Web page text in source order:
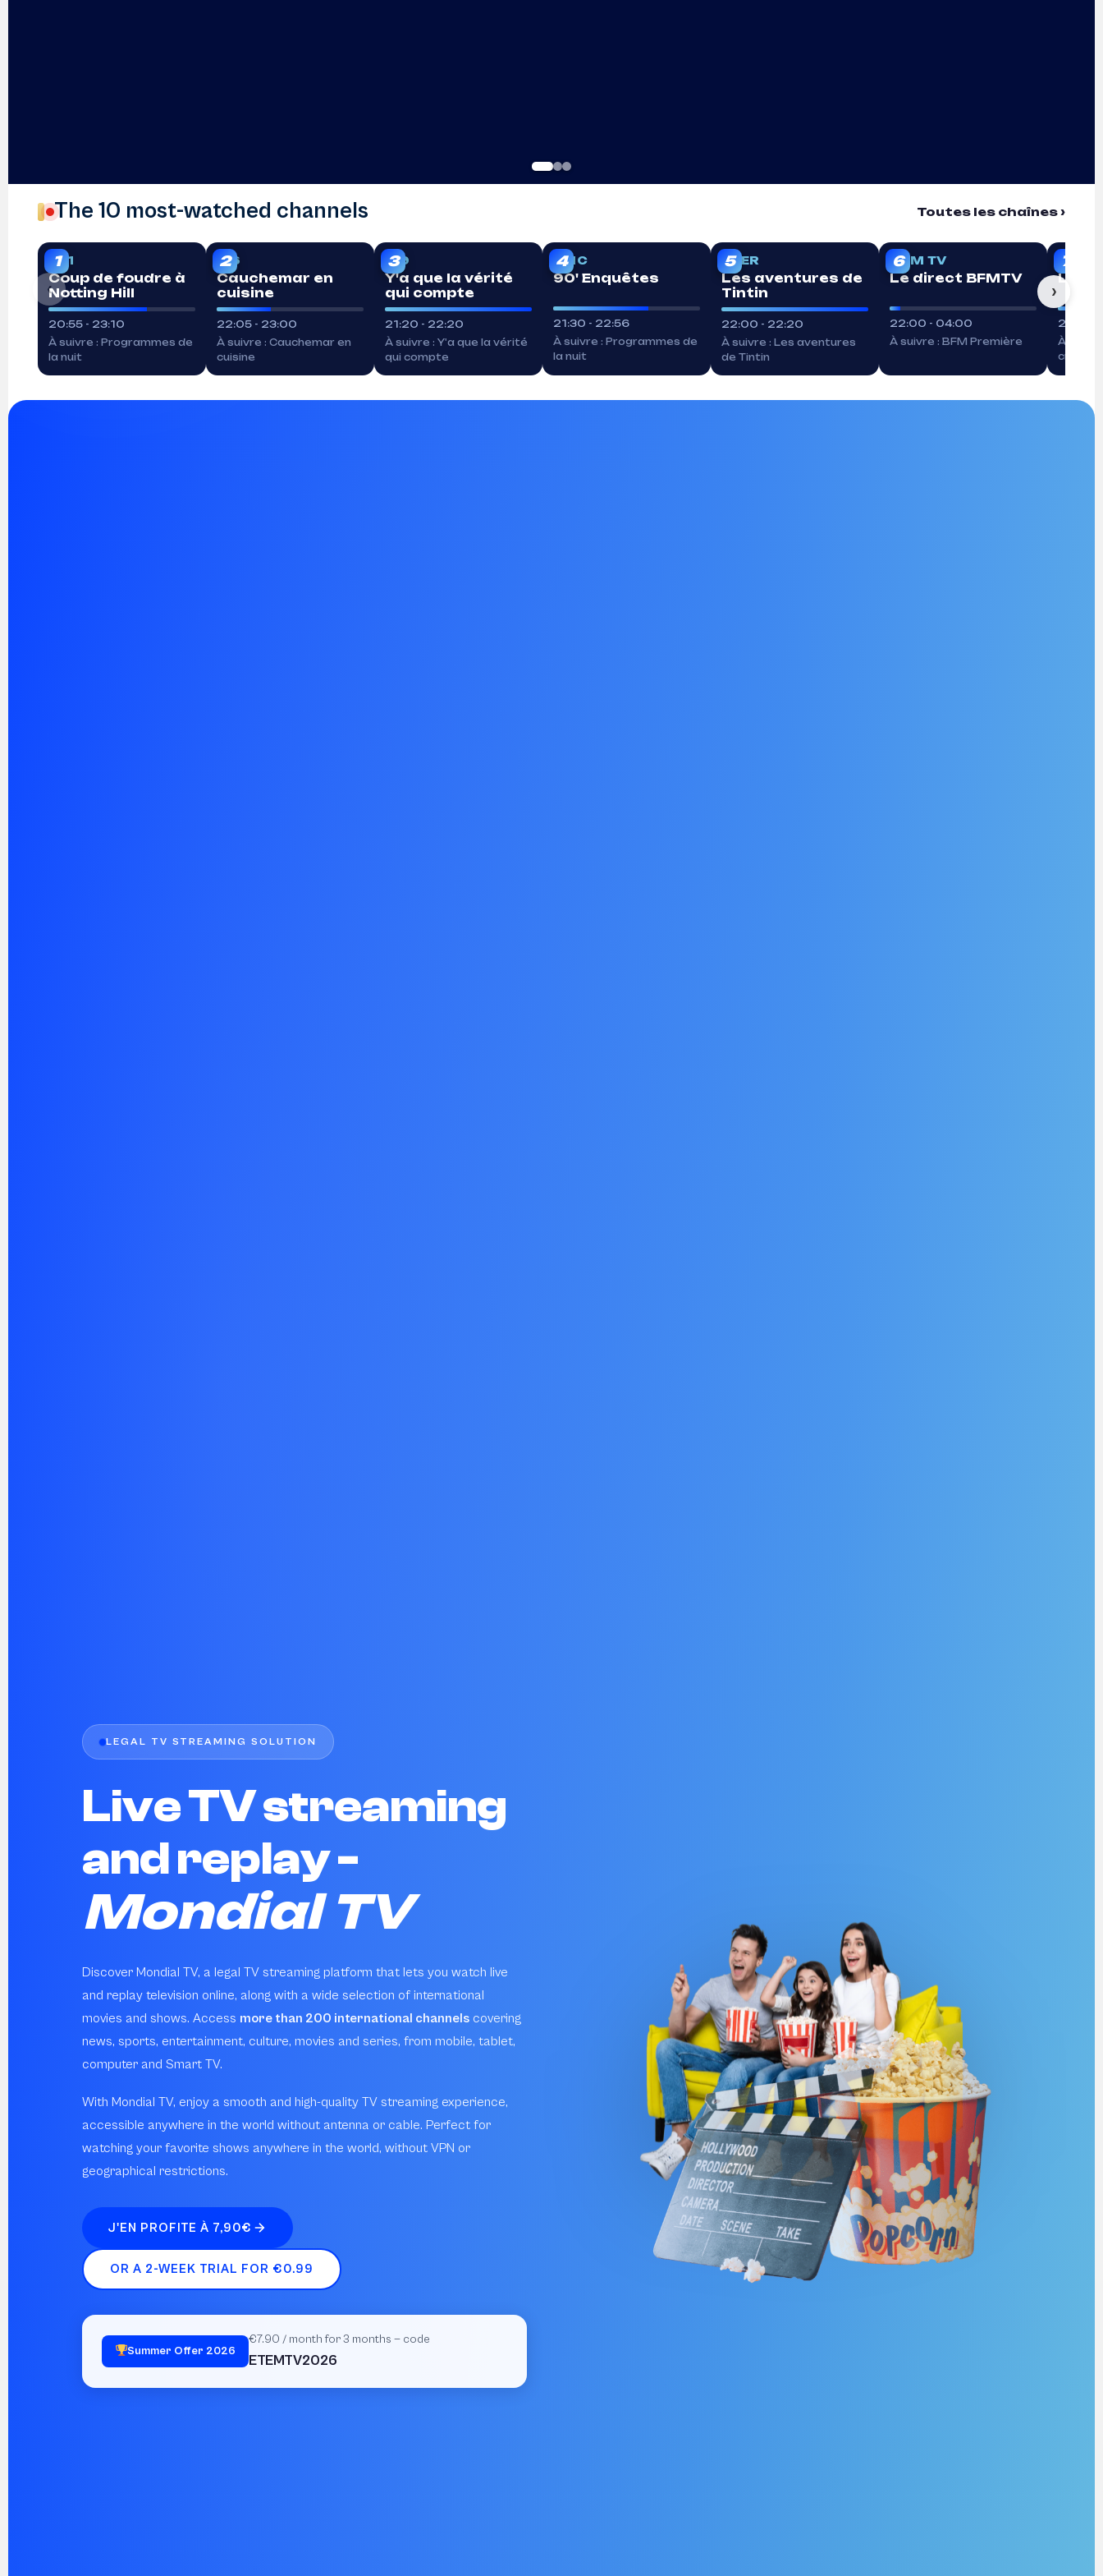
The 10 most-watched channels Toutes les chaînes ›
‹
1TF1
Coup de foudre à
Notting Hill
20:55 - 23:10
À suivre : Programmes de
la nuit
2
M6
Cauchemar en
cuisine
22:05 - 23:00
À suivre : Cauchemar en
cuisine
3
W9
Y'a que la vérité
qui compte
21:20 - 22:20
À suivre : Y'a que la vérité
qui compte
4
TMC
90' Enquêtes
21:30 - 22:56
À suivre : Programmes de
la nuit
5
6TER
Les aventures de
Tintin
22:00 - 22:20
À suivre : Les aventures
de Tintin
6
BFM TV
Le direct BFMTV
22:00 - 04:00
À suivre : BFM Première
7LCI
LCI
22:00 -
À
›
LEGAL TV STREAMING SOLUTION
Live TV streaming
and replay -
Mondial TV
Discover Mondial TV, a legal TV streaming platform that lets you watch live
and replay television online, along with a wide selection of international
movies and shows. Access more than 200 international channels covering
news, sports, entertainment, culture, movies and series, from mobile, tablet,
computer and Smart TV.
With Mondial TV, enjoy a smooth and high-quality TV streaming experience,
accessible anywhere in the world without antenna or cable. Perfect for
watching your favorite shows anywhere in the world, without VPN or
geographical restrictions.
J'EN PROFITE À 7,90€
OR A 2-WEEK TRIAL FOR €0.99
Summer Offer 2026
€7.90 / month for 3 months — code
ETEMTV2026